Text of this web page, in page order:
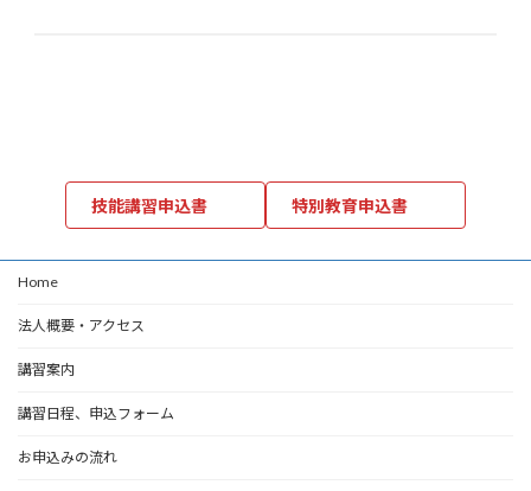
技能講習申込書 特別教育申込書
Home
法人概要・アクセス
講習案内
講習日程、申込フォーム
お申込みの流れ